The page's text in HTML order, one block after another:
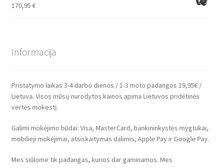
170,95 €
Informacija
Pristatymo laikas 3-4 darbo dienos / 1-3 moto padangos 19,95€ /
Lietuva. Visos mūsų nurodytos kainos apima Lietuvos pridėtinės
vertės mokestį.
Galimi mokėjimo būdai: Visa, MasterCard, bankininkystės mygtukai,
mobilieji mokėjimai, atsiskaitymas dalimis, Apple Pay ir Google Pay.
Mes siūlome tik padangas, kurios dar gaminamos. Mes